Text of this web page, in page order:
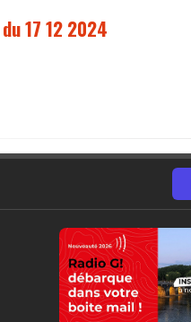
17 12 2024